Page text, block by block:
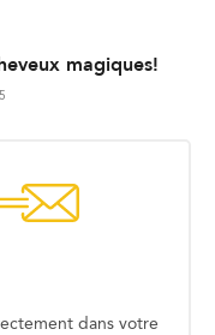
magiques!
dans votre